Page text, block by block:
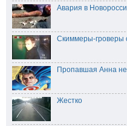
Авария в
Скиммеры-гроверы
Пропавшая Анна
Жестко